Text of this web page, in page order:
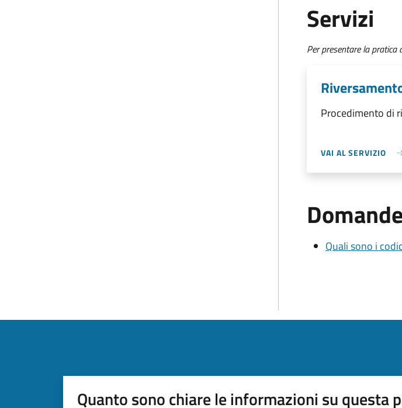
Servizi
Per presentare la pratica
Procedimento di
VAI AL SERVIZIO
Quali sono i
Quanto sono chiare le informazioni su questa